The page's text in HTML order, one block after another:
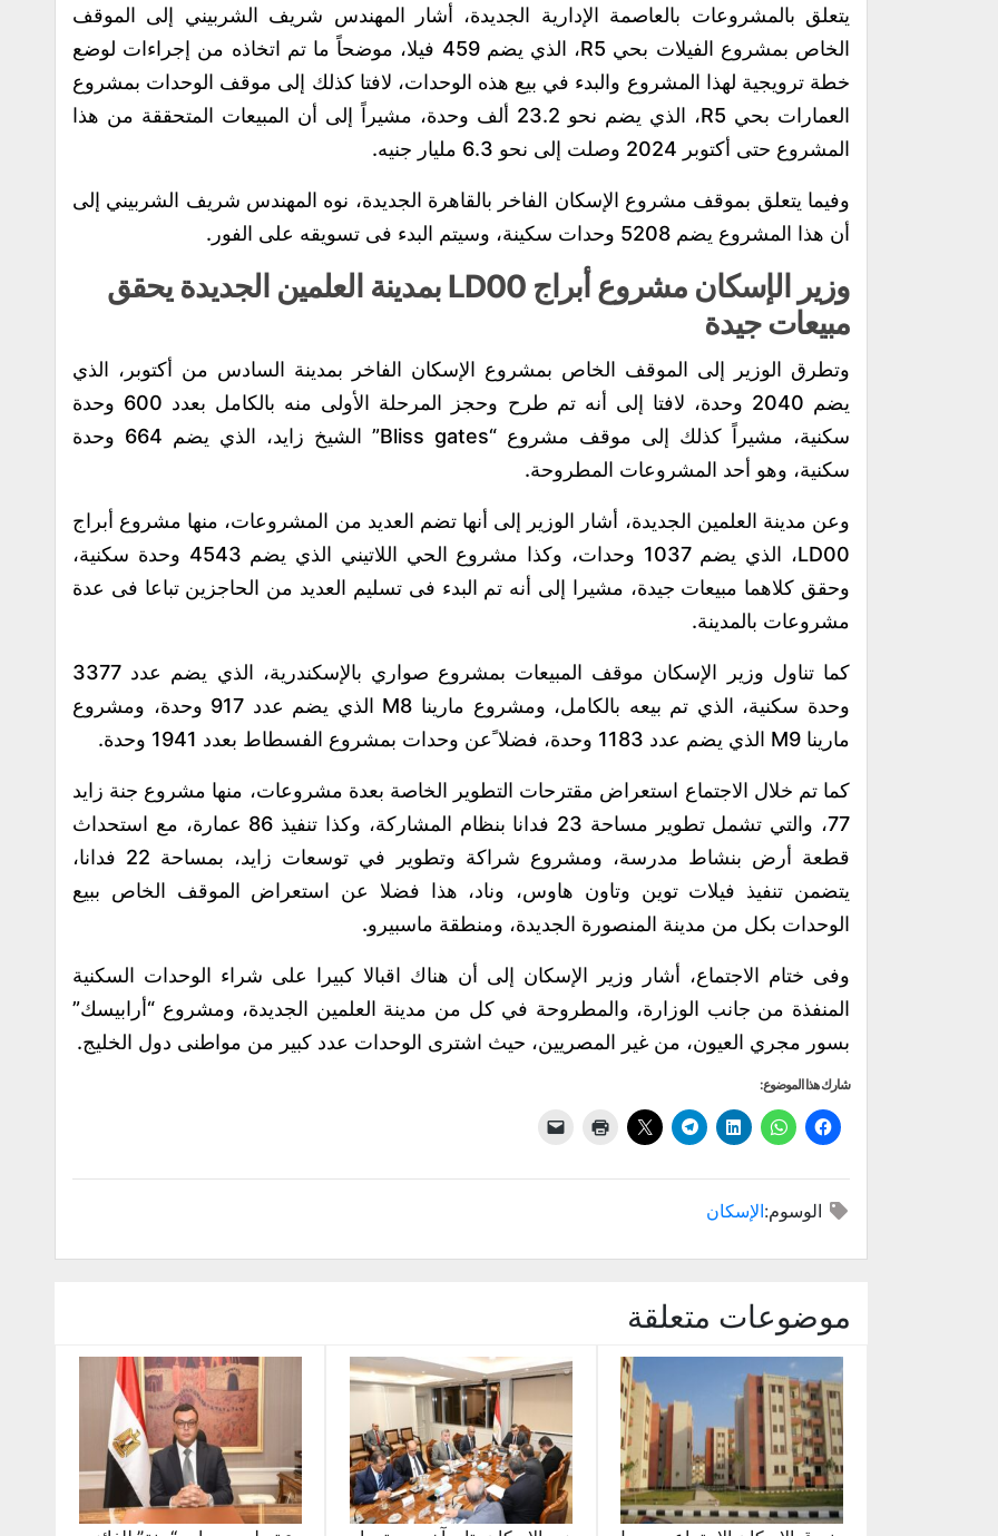
يتعلق بالمشروعات بالعاصمة الإدارية الجديدة، أشار المهندس شريف الشربيني إلى الموقف
الخاص بمشروع الفيلات بحي R5، الذي يضم 459 فيلا، موضحاً ما تم اتخاذه من إجراءات لوضع
خطة ترويجية لهذا المشروع والبدء في بيع هذه الوحدات، لافتا كذلك إلى موقف الوحدات بمشروع
العمارات بحي R5، الذي يضم نحو 23.2 ألف وحدة، مشيراً إلى أن المبيعات المتحققة من هذا
المشروع حتى أكتوبر 2024 وصلت إلى نحو 6.3 مليار جنيه.
وفيما يتعلق بموقف مشروع الإسكان الفاخر بالقاهرة الجديدة، نوه المهندس شريف الشربيني إلى
أن هذا المشروع يضم 5208 وحدات سكينة، وسيتم البدء فى تسويقه على الفور.
وزير الإسكان مشروع أبراج LD00 بمدينة العلمين الجديدة يحقق
مبيعات جيدة
وتطرق الوزير إلى الموقف الخاص بمشروع الإسكان الفاخر بمدينة السادس من أكتوبر، الذي
يضم 2040 وحدة، لافتا إلى أنه تم طرح وحجز المرحلة الأولى منه بالكامل بعدد 600 وحدة
سكنية، مشيراً كذلك إلى موقف مشروع “Bliss gates” الشيخ زايد، الذي يضم 664 وحدة
سكنية، وهو أحد المشروعات المطروحة.
وعن مدينة العلمين الجديدة، أشار الوزير إلى أنها تضم العديد من المشروعات، منها مشروع أبراج
LD00، الذي يضم 1037 وحدات، وكذا مشروع الحي اللاتيني الذي يضم 4543 وحدة سكنية،
وحقق كلاهما مبيعات جيدة، مشيرا إلى أنه تم البدء فى تسليم العديد من الحاجزين تباعا فى عدة
مشروعات بالمدينة.
كما تناول وزير الإسكان موقف المبيعات بمشروع صواري بالإسكندرية، الذي يضم عدد 3377
وحدة سكنية، الذي تم بيعه بالكامل، ومشروع مارينا M8 الذي يضم عدد 917 وحدة، ومشروع
مارينا M9 الذي يضم عدد 1183 وحدة، فضلا ًعن وحدات بمشروع الفسطاط بعدد 1941 وحدة.
كما تم خلال الاجتماع استعراض مقترحات التطوير الخاصة بعدة مشروعات، منها مشروع جنة زايد
77، والتي تشمل تطوير مساحة 23 فدانا بنظام المشاركة، وكذا تنفيذ 86 عمارة، مع استحداث
قطعة أرض بنشاط مدرسة، ومشروع شراكة وتطوير في توسعات زايد، بمساحة 22 فدانا،
يتضمن تنفيذ فيلات توين وتاون هاوس، وناد، هذا فضلا عن استعراض الموقف الخاص ببيع
الوحدات بكل من مدينة المنصورة الجديدة، ومنطقة ماسبيرو.
وفى ختام الاجتماع، أشار وزير الإسكان إلى أن هناك اقبالا كبيرا على شراء الوحدات السكنية
المنفذة من جانب الوزارة، والمطروحة في كل من مدينة العلمين الجديدة، ومشروع “أرابيسك”
بسور مجري العيون، من غير المصريين، حيث اشترى الوحدات عدد كبير من مواطنى دول الخليج.
شارك هذا الموضوع:
الوسوم:الإسكان
موضوعات متعلقة